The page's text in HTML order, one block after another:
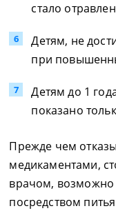
стало
Детям, не
при
Детям до 1
показано
Прежде чем
медикаментами,
врачом, возможно
посредством